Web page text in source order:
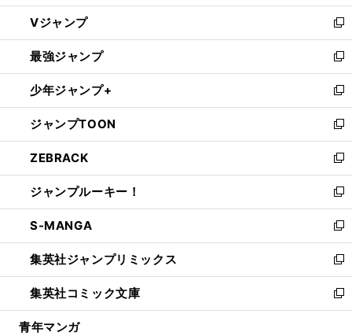
ウ
ィ
ン
ド
ウ
で
開
く
し
い
ウ
ィ
ン
ド
ウ
で
開
く
Vジャンプ
新
し
い
ウ
ィ
ン
ド
ウ
で
開
く
最強ジャンプ
新
し
い
ウ
ィ
ン
ド
ウ
で
開
く
少年ジャンプ+
新
し
い
ウ
ィ
ン
ド
ウ
で
開
く
ジャンプTOON
新
し
い
ウ
ィ
ン
ド
ウ
で
開
く
ZEBRACK
新
し
い
ウ
ィ
ン
ド
ウ
で
開
ジャンプルーキー！
新
し
い
ウ
ィ
ン
ド
ウ
S-MANGA
新
し
い
ウ
ィ
ン
集英社ジャンプリミックス
新
し
い
ウ
集英社コミック文庫
新
し
青年マンガ